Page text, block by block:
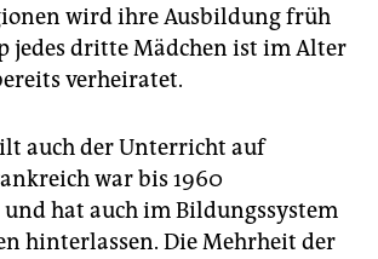
wird ihre Ausbildung früh
jedes dritte Mädchen ist im Alter
verheiratet.
auch der Unterricht auf
war bis 1960
hat auch im Bildungssystem
hinterlassen. Die Mehrheit der